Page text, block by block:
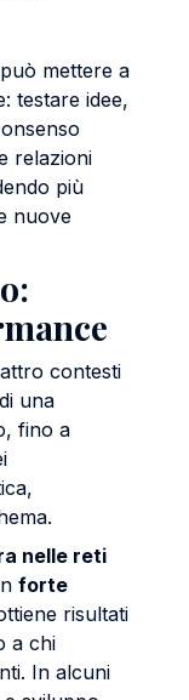
mettere a
testare idee,
relazioni
più
nuove
contesti
una
fino a
nelle reti
forte
risultati
a chi
In alcuni